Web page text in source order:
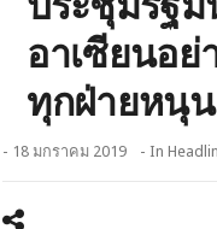
อาเซียนอย่
ทุกฝ่ายหนุ
- 18 มกราคม 2019 - In